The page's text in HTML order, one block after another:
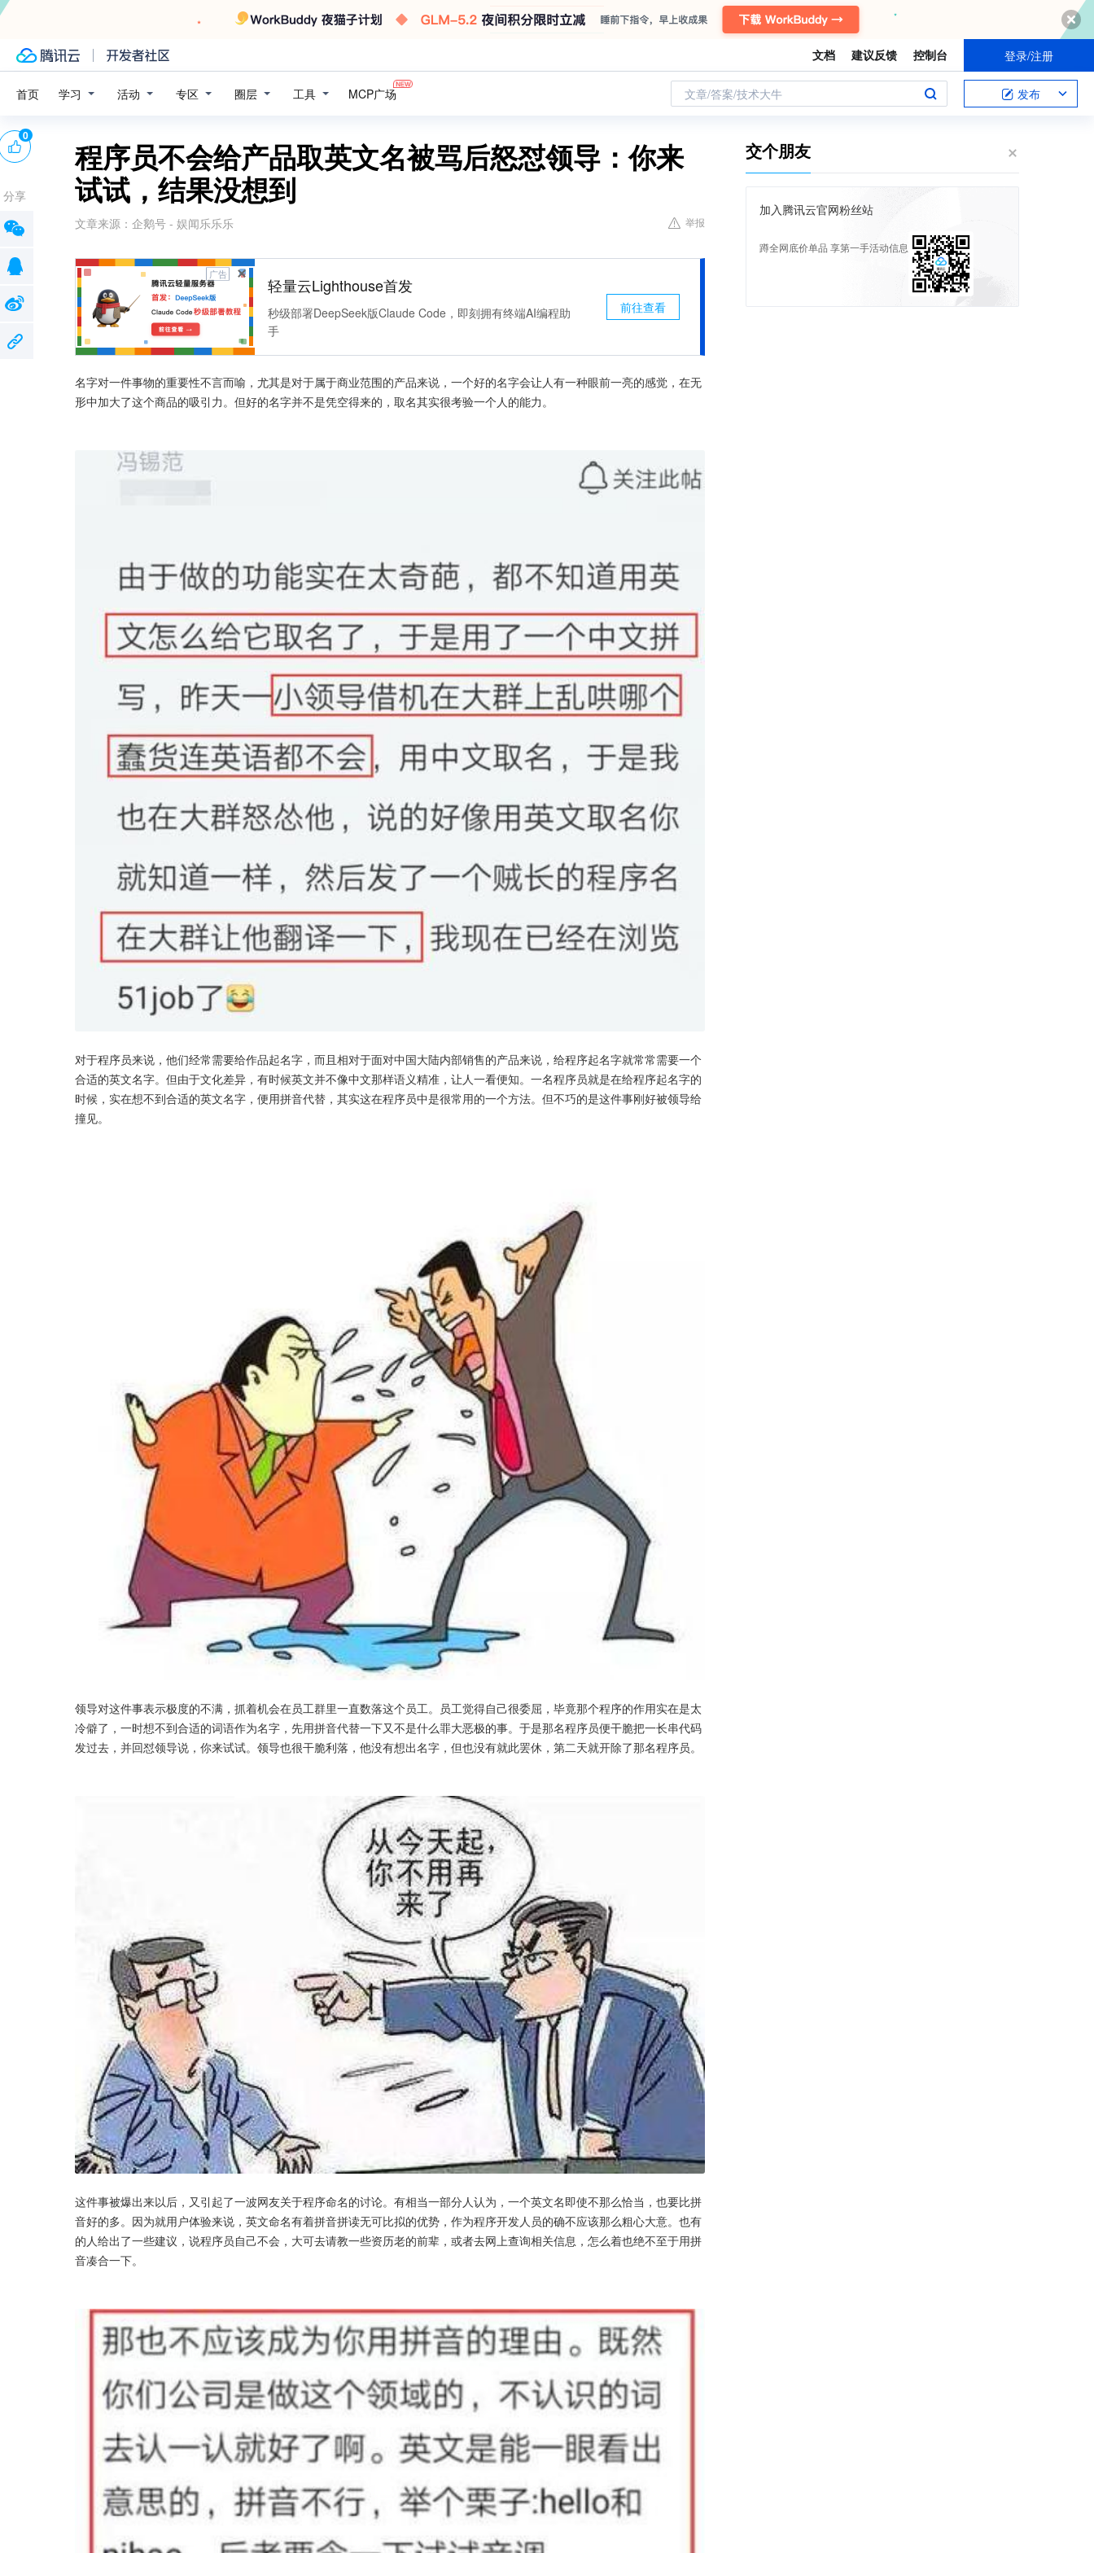
文档 建议反馈 控制台 登录/注册
首页 学习 活动 专区 圈层 工具 MCP广场 文章/答案/技术大牛 发布
程序员不会给产品取英文名被骂后怒怼领导：你来
试试，结果没想到
文章来源： 企鹅号 - 娱闻乐乐乐 举报
广告
轻量云Lighthouse首发
秒级部署DeepSeek版Claude Code，即刻拥有终端AI编程助
手
前往查看
名字对一件事物的重要性不言而喻，尤其是对于属于商业范围的产品来说，一个好的名字会让人有一种眼前一亮的感觉，在无
形中加大了这个商品的吸引力。但好的名字并不是凭空得来的，取名其实很考验一个人的能力。
对于程序员来说，他们经常需要给作品起名字，而且相对于面对中国大陆内部销售的产品来说，给程序起名字就常常需要一个
合适的英文名字。但由于文化差异，有时候英文并不像中文那样语义精准，让人一看便知。一名程序员就是在给程序起名字的
时候，实在想不到合适的英文名字，便用拼音代替，其实这在程序员中是很常用的一个方法。但不巧的是这件事刚好被领导给
撞见。
领导对这件事表示极度的不满，抓着机会在员工群里一直数落这个员工。员工觉得自己很委屈，毕竟那个程序的作用实在是太
冷僻了，一时想不到合适的词语作为名字，先用拼音代替一下又不是什么罪大恶极的事。于是那名程序员便干脆把一长串代码
发过去，并回怼领导说，你来试试。领导也很干脆利落，他没有想出名字，但也没有就此罢休，第二天就开除了那名程序员。
这件事被爆出来以后，又引起了一波网友关于程序命名的讨论。有相当一部分人认为，一个英文名即使不那么恰当，也要比拼
音好的多。因为就用户体验来说，英文命名有着拼音拼读无可比拟的优势，作为程序开发人员的确不应该那么粗心大意。也有
的人给出了一些建议，说程序员自己不会，大可去请教一些资历老的前辈，或者去网上查询相关信息，怎么着也绝不至于用拼
音凑合一下。
0
分享
交个朋友
加入腾讯云官网粉丝站
蹲全网底价单品 享第一手活动信息